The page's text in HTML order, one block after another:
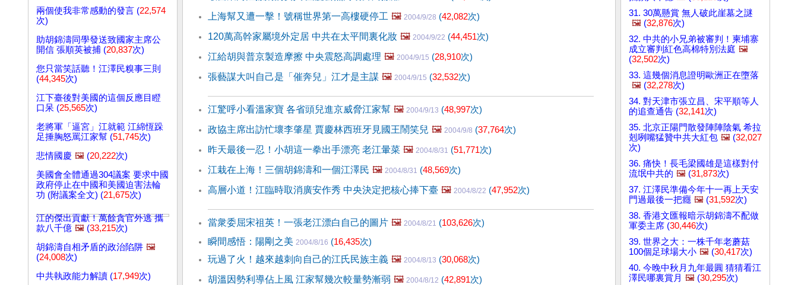
兩個使我非常感動的發言 (22,574
次)
助胡錦濤同學發送致國家主席公
開信 張順英被捕 (20,837次)
您只當笑話聽！江澤民糗事三則
(44,345次)
江下臺後對美國的這個反應目瞪
口呆 (25,565次)
老將軍「逼宮」江就範 江綿恆跺
足捶胸怒罵江家幫 (51,745次)
悲情國慶 🖼️ (20,222次)
美國會全體通過304議案 要求中國
政府停止在中國和美國迫害法輪
功 (附議案全文) (21,675次)
江的傑出貢獻！萬餘貪官外逃 攜
款八千億 🖼️ (33,215次)
胡錦濤自相矛盾的政治陷阱 🖼️
(24,008次)
中共執政能力解讀 (17,949次)
上海幫又遭一擊！號稱世界第一高樓硬停工 🖼️ 2004/9/28 (42,082次)
120萬高幹家屬境外定居 中共在太平間裏化妝 🖼️ 2004/9/22 (44,451次)
江給胡與普京製造摩擦 中央震怒高調處理 🖼️ 2004/9/15 (28,910次)
張藝謀大叫自己是「催奔兒」江才是主謀 🖼️ 2004/9/15 (32,532次)
江驚呼小看溫家寶 各省頭兒進京威脅江家幫 🖼️ 2004/9/13 (48,997次)
政協主席出訪忙壞李肇星 賈慶林西班牙見國王鬧笑兒 🖼️ 2004/9/8 (37,764次)
昨天最後一忍！小胡這一拳出手漂亮 老江暈菜 🖼️ 2004/8/31 (51,771次)
江栽在上海！三個胡錦濤和一個江澤民 🖼️ 2004/8/31 (48,569次)
高層小道！江臨時取消廣安作秀 中央決定把核心捧下臺 🖼️ 2004/8/22 (47,952次)
當衆委屈宋祖英！一張老江漂白自己的圖片 🖼️ 2004/8/21 (103,626次)
瞬間感悟：陽剛之美 2004/8/16 (16,435次)
玩過了火！越來越刺向自己的江氏民族主義 🖼️ 2004/8/13 (30,068次)
胡溫因勢利導佔上風 江家幫幾次較量勢漸弱 🖼️ 2004/8/12 (42,891次)
31. 30萬懸賞 無人破此崖墓之謎
🖼️ (32,876次)
32. 中共的小兄弟被審判！柬埔寨
成立審判紅色高棉特別法庭 🖼️
(32,502次)
33. 這幾個消息證明歐洲正在墮落
🖼️ (32,278次)
34. 對天津市張立昌、宋平順等人
的追查通告 (32,141次)
35. 北京正陽門散發陣陣陰氣 希拉
剋咧嘴猛贊中共大紅包 🖼️ (32,027
次)
36. 痛快！長毛梁國雄是這樣對付
流氓中共的 🖼️ (31,873次)
37. 江澤民準備今年十一再上天安
門過最後一把癮 🖼️ (31,592次)
38. 香港文匯報暗示胡錦濤不配做
軍委主席 (30,446次)
39. 世界之大：一株千年老蘑菇
100個足球場大小 🖼️ (30,417次)
40. 今晚中秋月九年最圓 猜猜看江
澤民哪裏賞月 🖼️ (30,295次)